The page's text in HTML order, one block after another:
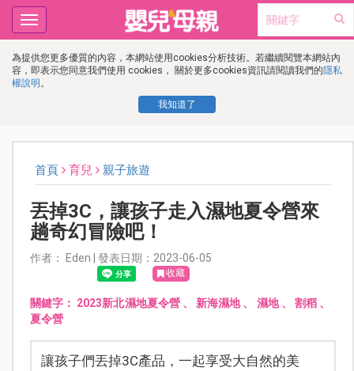
為提供您更多優質的內容，本網站使用cookies分析技術。若繼續閱覽本網站內
容，即表示您同意我們使用 cookies， 關於更多cookies資訊請閱讀我們的隱私
權說明 。
我知道了
Toggle
navigation
首頁 育兒 親子旅遊
丟掉3C，讓孩子走入濕地夏令營來
趟奇幻冒險吧！
作者： Eden | 發表日期：2023-06-05
收藏
關鍵字： 2023新北濕地夏令營、 新海濕地、 濕地、 割稻 、
夏令營
讓孩子們丟掉3C產品，一起享受大自然的美